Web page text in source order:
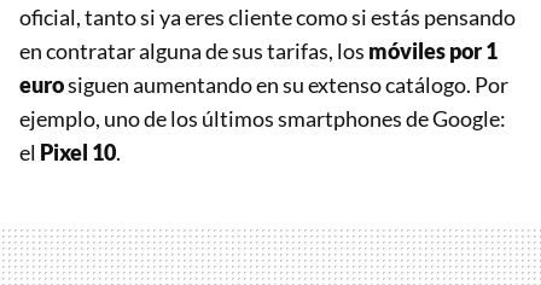
oficial, tanto si ya eres cliente como si estás pensando
en contratar alguna de sus tarifas, los móviles por 1
eurosiguen aumentando en su extenso catálogo. Por
ejemplo, uno de los últimos smartphones de Google:
el Pixel 10.